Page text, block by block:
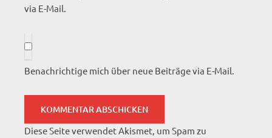
via E-Mail.
Benachrichtige mich über neue Beiträge via E-Mail.
Diese Seite verwendet Akismet, um Spam zu